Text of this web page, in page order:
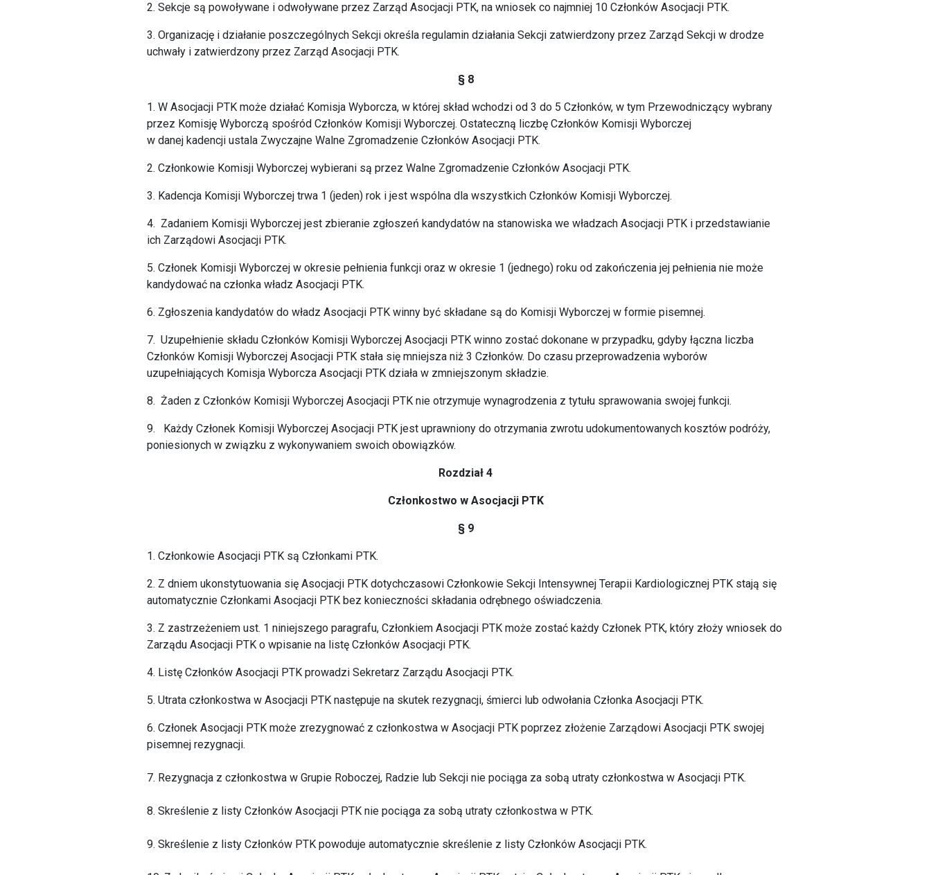
2. Sekcje są powoływane i odwoływane przez Zarząd Asocjacji PTK, na wniosek co najmniej 10 Członków Asocjacji PTK.
3. Organizację i działanie poszczególnych Sekcji określa regulamin działania Sekcji zatwierdzony przez Zarząd Sekcji w drodze
uchwały i zatwierdzony przez Zarząd Asocjacji PTK.
§ 8
1. W Asocjacji PTK może działać Komisja Wyborcza, w której skład wchodzi od 3 do 5 Członków, w tym Przewodniczący wybrany
przez Komisję Wyborczą spośród Członków Komisji Wyborczej. Ostateczną liczbę Członków Komisji Wyborczej
w danej kadencji ustala Zwyczajne Walne Zgromadzenie Członków Asocjacji PTK.
2. Członkowie Komisji Wyborczej wybierani są przez Walne Zgromadzenie Członków Asocjacji PTK.
3. Kadencja Komisji Wyborczej trwa 1 (jeden) rok i jest wspólna dla wszystkich Członków Komisji Wyborczej.
4. Zadaniem Komisji Wyborczej jest zbieranie zgłoszeń kandydatów na stanowiska we władzach Asocjacji PTK i przedstawianie
ich Zarządowi Asocjacji PTK.
5. Członek Komisji Wyborczej w okresie pełnienia funkcji oraz w okresie 1 (jednego) roku od zakończenia jej pełnienia nie może
kandydować na członka władz Asocjacji PTK.
6. Zgłoszenia kandydatów do władz Asocjacji PTK winny być składane są do Komisji Wyborczej w formie pisemnej.
7. Uzupełnienie składu Członków Komisji Wyborczej Asocjacji PTK winno zostać dokonane w przypadku, gdyby łączna liczba
Członków Komisji Wyborczej Asocjacji PTK stała się mniejsza niż 3 Członków. Do czasu przeprowadzenia wyborów
uzupełniających Komisja Wyborcza Asocjacji PTK działa w zmniejszonym składzie.
8. Żaden z Członków Komisji Wyborczej Asocjacji PTK nie otrzymuje wynagrodzenia z tytułu sprawowania swojej funkcji.
9. Każdy Członek Komisji Wyborczej Asocjacji PTK jest uprawniony do otrzymania zwrotu udokumentowanych kosztów podróży,
poniesionych w związku z wykonywaniem swoich obowiązków.
Rozdział 4
Członkostwo w Asocjacji PTK
§ 9
1. Członkowie Asocjacji PTK są Członkami PTK.
2. Z dniem ukonstytuowania się Asocjacji PTK dotychczasowi Członkowie Sekcji Intensywnej Terapii Kardiologicznej PTK stają się
automatycznie Członkami Asocjacji PTK bez konieczności składania odrębnego oświadczenia.
3. Z zastrzeżeniem ust. 1 niniejszego paragrafu, Członkiem Asocjacji PTK może zostać każdy Członek PTK, który złoży wniosek do
Zarządu Asocjacji PTK o wpisanie na listę Członków Asocjacji PTK.
4. Listę Członków Asocjacji PTK prowadzi Sekretarz Zarządu Asocjacji PTK.
5. Utrata członkostwa w Asocjacji PTK następuje na skutek rezygnacji, śmierci lub odwołania Członka Asocjacji PTK.
6. Członek Asocjacji PTK może zrezygnować z członkostwa w Asocjacji PTK poprzez złożenie Zarządowi Asocjacji PTK swojej
pisemnej rezygnacji.
7. Rezygnacja z członkostwa w Grupie Roboczej, Radzie lub Sekcji nie pociąga za sobą utraty członkostwa w Asocjacji PTK.
8. Skreślenie z listy Członków Asocjacji PTK nie pociąga za sobą utraty członkostwa w PTK.
9. Skreślenie z listy Członków PTK powoduje automatycznie skreślenie z listy Członków Asocjacji PTK.